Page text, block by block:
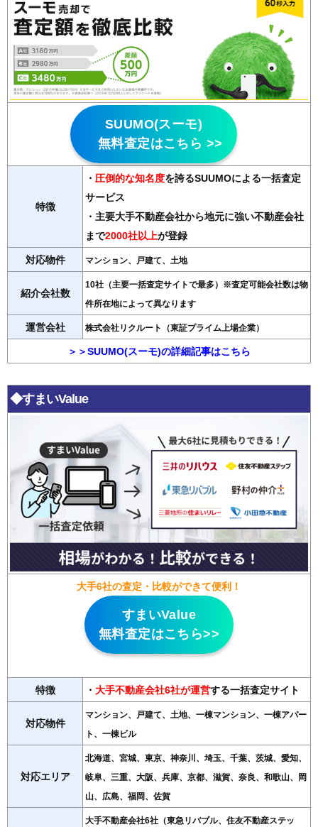
SUUMO(スーモ)
無料査定はこちら >>
特徴
・ 圧倒的な知名度を誇るSUUMOによる一括査定
サービス
・主要大手不動産会社から地元に強い不動産会社
まで2000社以上が登録
対応物件 マンション、戸建て、土地
紹介会社数
10社（主要一括査定サイトで最多）※査定可能会社数は物
件所在地によって異なります
運営会社 株式会社リクルート（東証プライム上場企業）
＞＞SUUMO(スーモ)の詳細記事はこちら
◆すまいValue
大手6社の査定・比較ができて便利！
すまいValue
無料査定はこちら>>
特徴 ・ 大手不動産会社6社が運営する一括査定サイト
対応物件
マンション、戸建て、土地、一棟マンション、一棟アパー
ト、一棟ビル
対応エリア
北海道、宮城、東京、神奈川、埼玉、千葉、茨城、愛知、
岐阜、三重、大阪、兵庫、京都、滋賀、奈良、和歌山、岡
山、広島、福岡、佐賀
大手不動産会社6社（東急リバブル、住友不動産ステッ